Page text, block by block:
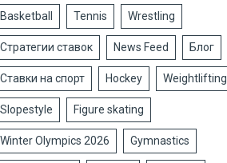
Basketball Tennis Wrestling
Стратегии ставок News Feed Блог
Ставки на спорт Hockey Weightlifting
Slopestyle Figure skating
Winter Olympics 2026 Gymnastics